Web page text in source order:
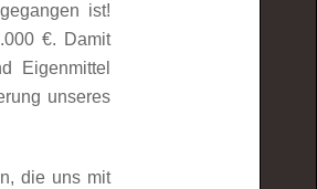
ist!
€. Damit
Eigenmittel
unseres
die uns mit